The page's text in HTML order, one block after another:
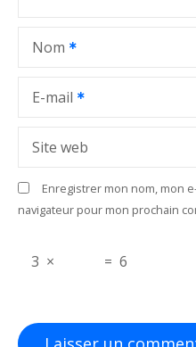
t
i
e
Nom
E-mail
Site web
Enregistrer mon nom, mon
navigateur pour mon prochain
3 × = 6